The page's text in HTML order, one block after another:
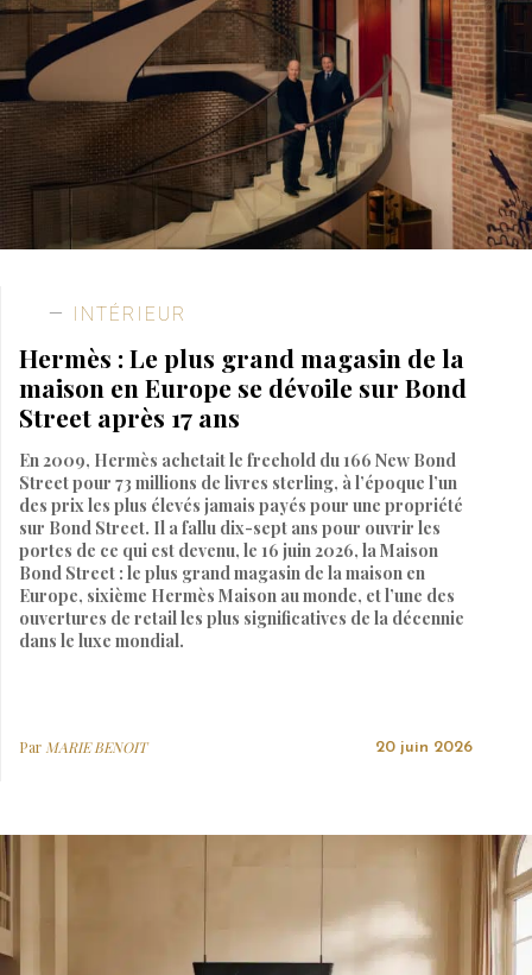
INTÉRIEUR
Hermès : Le plus grand magasin de la
maison en Europe se dévoile sur Bond
Street après 17 ans
En 2009, Hermès achetait le freehold du 166 New Bond
Street pour 73 millions de livres sterling, à l’époque l’un
des prix les plus élevés jamais payés pour une propriété
sur Bond Street. Il a fallu dix-sept ans pour ouvrir les
portes de ce qui est devenu, le 16 juin 2026, la Maison
Bond Street : le plus grand magasin de la maison en
Europe, sixième Hermès Maison au monde, et l’une des
ouvertures de retail les plus significatives de la décennie
dans le luxe mondial.
ParMARIE BENOIT 20 juin 2026